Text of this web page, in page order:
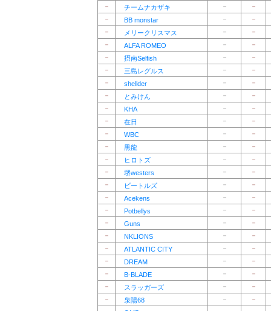
－
チームナカザキ －
－
－
BB monstar －
－
－
メリークリスマス －
－
－
ALFA ROMEO －
－
－
摂南Selfish －
－
－
三島レグルス －
－
－
shellder －
－
－
とみけん －
－
－
KHA －
－
－
在日 －
－
－
WBC －
－
－
黒龍 －
－
－
ヒロトズ －
－
－
堺westers －
－
－
ビートルズ －
－
－
Acekens －
－
－
Potbellys －
－
－
Guns －
－
－
NKLIONS －
－
－
ATLANTIC CITY －
－
－
DREAM －
－
－
B-BLADE －
－
－
スラッガーズ －
－
－
泉陽68 －
－